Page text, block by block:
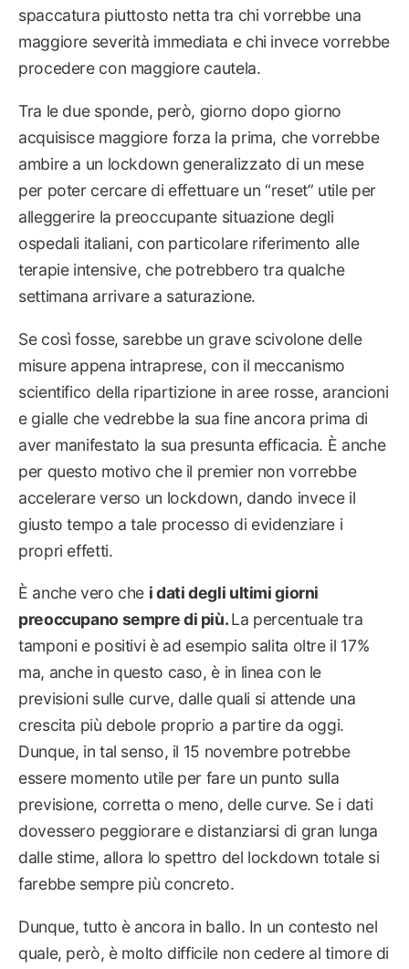
spaccatura piuttosto netta tra chi vorrebbe una
maggiore severità immediata e chi invece vorrebbe
procedere con maggiore cautela.
Tra le due sponde, però, giorno dopo giorno
acquisisce maggiore forza la prima, che vorrebbe
ambire a un lockdown generalizzato di un mese
per poter cercare di effettuare un “reset” utile per
alleggerire la preoccupante situazione degli
ospedali italiani, con particolare riferimento alle
terapie intensive, che potrebbero tra qualche
settimana arrivare a saturazione.
Se così fosse, sarebbe un grave scivolone delle
misure appena intraprese, con il meccanismo
scientifico della ripartizione in aree rosse, arancioni
e gialle che vedrebbe la sua fine ancora prima di
aver manifestato la sua presunta efficacia. È anche
per questo motivo che il premier non vorrebbe
accelerare verso un lockdown, dando invece il
giusto tempo a tale processo di evidenziare i
propri effetti.
È anche vero che i dati degli ultimi giorni
preoccupano sempre di più.La percentuale tra
tamponi e positivi è ad esempio salita oltre il 17%
ma, anche in questo caso, è in linea con le
previsioni sulle curve, dalle quali si attende una
crescita più debole proprio a partire da oggi.
Dunque, in tal senso, il 15 novembre potrebbe
essere momento utile per fare un punto sulla
previsione, corretta o meno, delle curve. Se i dati
dovessero peggiorare e distanziarsi di gran lunga
dalle stime, allora lo spettro del lockdown totale si
farebbe sempre più concreto.
Dunque, tutto è ancora in ballo. In un contesto nel
quale, però, è molto difficile non cedere al timore di